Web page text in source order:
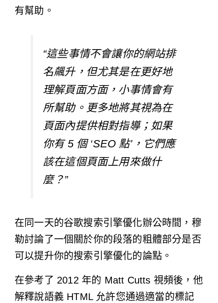
有幫助。
“這些事情不會讓你的網站排
名飆升，但尤其是在更好地
理解頁面方面，小事情會有
所幫助。更多地將其視為在
頁面內提供相對指導；如果
你有 5 個 ‘SEO 點’，它們應
該在這個頁面上用來做什
麼？”
在同一天的谷歌搜索引擎優化辦公時間，穆
勒討論了一個關於你的段落的粗體部分是否
可以提升你的搜索引擎優化的論點。
在參考了 2012 年的 Matt Cutts 視頻後，他
解釋說語義 HTML 允許您通過適當的標記